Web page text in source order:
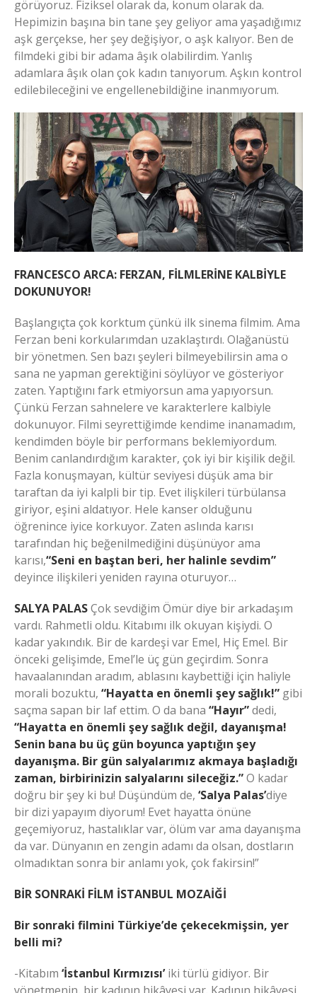
görüyoruz. Fiziksel olarak da, konum olarak da.
Hepimizin başına bin tane şey geliyor ama yaşadığımız
aşk gerçekse, her şey değişiyor, o aşk kalıyor. Ben de
filmdeki gibi bir adama âşık olabilirdim. Yanlış
adamlara âşık olan çok kadın tanıyorum. Aşkın kontrol
edilebileceğini ve engellenebildiğine inanmıyorum.
FRANCESCO ARCA: FERZAN, FİLMLERİNE KALBİYLE
DOKUNUYOR!
Başlangıçta çok korktum çünkü ilk sinema filmim. Ama
Ferzan beni korkularımdan uzaklaştırdı. Olağanüstü
bir yönetmen. Sen bazı şeyleri bilmeyebilirsin ama o
sana ne yapman gerektiğini söylüyor ve gösteriyor
zaten. Yaptığını fark etmiyorsun ama yapıyorsun.
Çünkü Ferzan sahnelere ve karakterlere kalbiyle
dokunuyor. Filmi seyrettiğimde kendime inanamadım,
kendimden böyle bir performans beklemiyordum.
Benim canlandırdığım karakter, çok iyi bir kişilik değil.
Fazla konuşmayan, kültür seviyesi düşük ama bir
taraftan da iyi kalpli bir tip. Evet ilişkileri türbülansa
giriyor, eşini aldatıyor. Hele kanser olduğunu
öğrenince iyice korkuyor. Zaten aslında karısı
tarafından hiç beğenilmediğini düşünüyor ama
karısı,“Seni en baştan beri, her halinle sevdim”
deyince ilişkileri yeniden rayına oturuyor…
SALYA PALASÇok sevdiğim Ömür diye bir arkadaşım
vardı. Rahmetli oldu. Kitabımı ilk okuyan kişiydi. O
kadar yakındık. Bir de kardeşi var Emel, Hiç Emel. Bir
önceki gelişimde, Emel’le üç gün geçirdim. Sonra
havaalanından aradım, ablasını kaybettiği için haliyle
morali bozuktu, “Hayatta en önemli şeysağlık!” gibi
saçma sapan bir laf ettim. O da bana “Hayır”dedi,
“Hayatta en önemli şey sağlık değil, dayanışma!
Senin bana bu üç gün boyunca yaptığın şey
dayanışma. Bir gün salyalarımız akmaya başladığı
zaman, birbirinizin salyalarını sileceğiz.”O kadar
doğru bir şey ki bu! Düşündüm de, ‘Salya Palas’diye
bir dizi yapayım diyorum! Evet hayatta önüne
geçemiyoruz, hastalıklar var, ölüm var ama dayanışma
da var. Dünyanın en zengin adamı da olsan, dostların
olmadıktan sonra bir anlamı yok, çok fakirsin!”
BİR SONRAKİ FİLM İSTANBUL MOZAİĞİ
Bir sonraki filmini Türkiye’de çekecekmişsin, yer
belli mi?
-Kitabım ‘İstanbul Kırmızısı’iki türlü gidiyor. Bir